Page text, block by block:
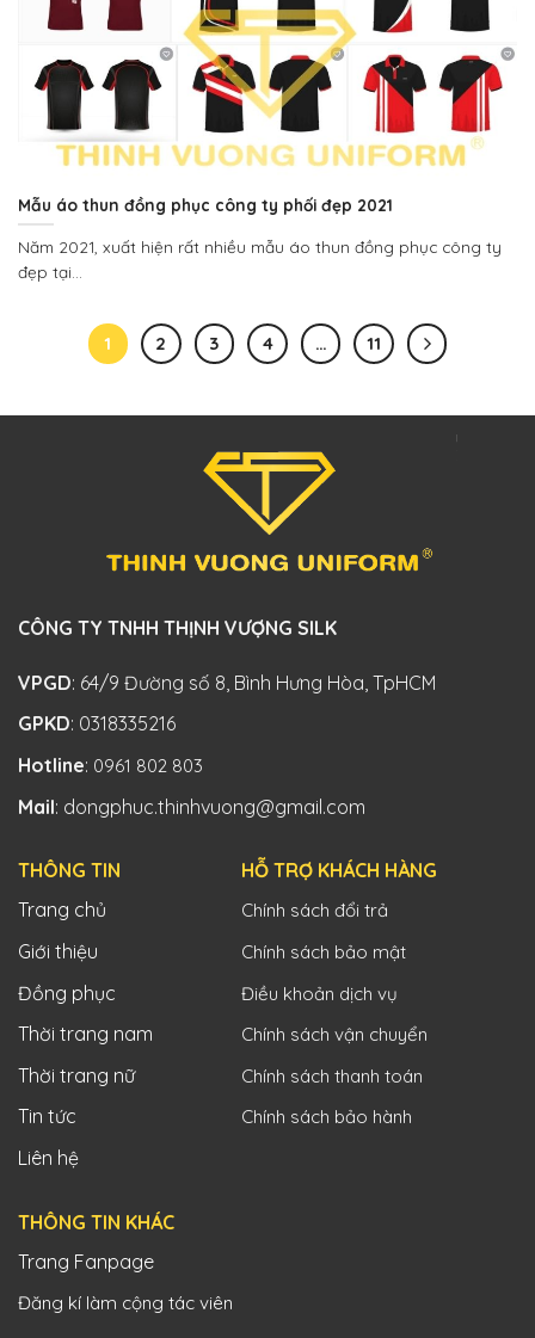
Mẫu áo thun đồng phục công ty phối đẹp 2021
Năm 2021, xuất hiện rất nhiều mẫu áo thun đồng phục công ty
đẹp tại...
1 2 3 4 … 11
CÔNG TY TNHH THỊNH VƯỢNG SILK
VPGD: 64/9 Đường số 8, Bình Hưng Hòa, TpHCM
GPKD: 0318335216
Hotline: 0961 802 803
Mail: dongphuc.thinhvuong@gmail.com
THÔNG TIN
Trang chủ
Giới thiệu
Đồng phục
Thời trang nam
Thời trang nữ
Tin tức
Liên hệ
HỖ TRỢ KHÁCH HÀNG
Chính sách đổi trả
Chính sách bảo mật
Điều khoản dịch vụ
Chính sách vận chuyển
Chính sách thanh toán
Chính sách bảo hành
THÔNG TIN KHÁC
Trang Fanpage
Đăng kí làm cộng tác viên